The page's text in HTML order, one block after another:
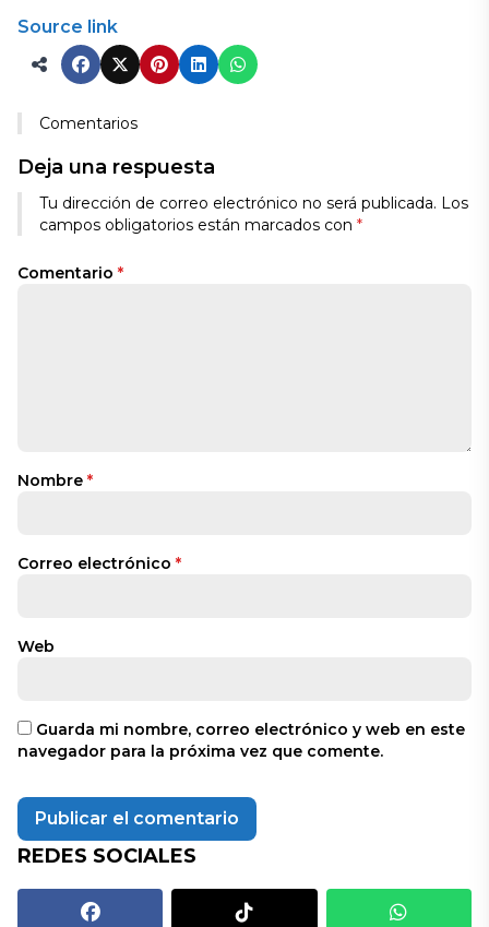
Source link
Comentarios
Deja una respuesta
Tu dirección de correo electrónico no será publicada. Los
campos obligatorios están marcados con *
Comentario *
Nombre *
Correo electrónico *
Web
Guarda mi nombre, correo electrónico y web en este
navegador para la próxima vez que comente.
REDES SOCIALES